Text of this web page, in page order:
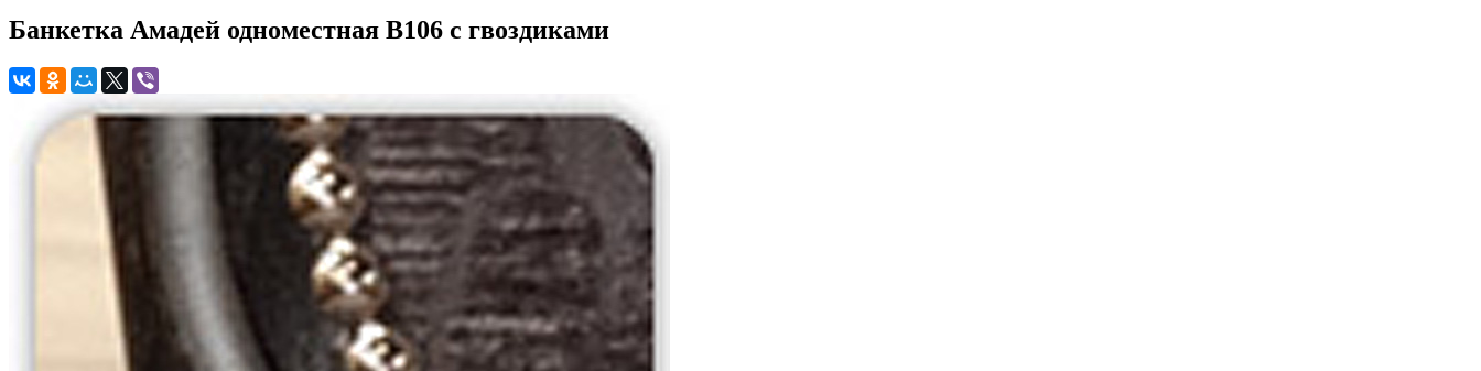
Банкетка Амадей одноместная B106 с гвоздиками